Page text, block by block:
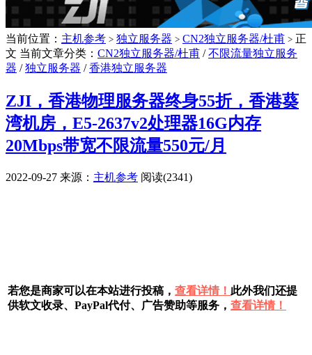
当前位置： 主机参考 > 独立服务器 > CN2独立服务器/杜甫 > 正
文 当前文章分类： CN2独立服务器/杜甫 /不限流量独立服务
器 /独立服务器 /香港独立服务器
ZJI，香港物理服务器终身55折，香港葵
湾机房，E5-2637v2处理器16G内存
20Mbps带宽不限流量550元/月
2022-09-27 来源： 主机参考 阅读(2341)
若您是商家可以在本站进行投稿， 查看详情！ 此外我们还提
供软文收录、PayPal代付、广告赞助等服务， 查看详情！